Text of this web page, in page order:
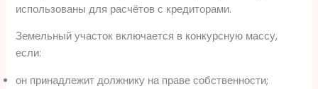
использованы для расчётов с кредиторами.
Земельный участок включается в конкурсную массу,
если:
он принадлежит должнику на праве собственности;